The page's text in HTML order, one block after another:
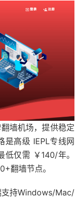
墙机场，提供稳定
是高级 IEPL专线网
仅需 ￥140/年。
翻墙节点。
支持Windows/Mac/